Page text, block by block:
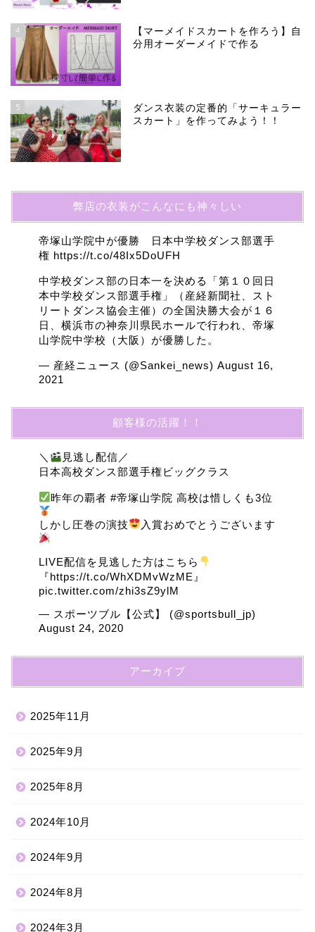
4
【マーメイドスカートを作ろう】自
分用オーダーメイドで作る
5
ダンス衣装の定番的「サーキュラー
スカート」を作ってみよう！！
弊店の衣装がこんなにも神々しい
帝塚山学院中が優勝 日本中学校ダンス部選手
権 https://t.co/48Ix5DoUFH
中学校ダンス部の日本一を決める「第１０回日
本中学校ダンス部選手権」（産経新聞社、スト
リートダンス協会主催）の全国決勝大会が１６
日、横浜市の神奈川県民ホールで行われ、帝塚
山学院中学校（大阪）が優勝した。
— 産経ニュース (@Sankei_news) August 16,
2021
顧客様の活躍！！
＼
見逃し配信／
日本高校ダンス部選手権ビッグクラス
昨年の覇者#帝塚山学院 高校は惜しくも3位
しかし圧巻の演技 入賞おめでとうございます
LIVE配信を見逃した方はこちら
『https://t.co/WhXDMvWzME 』
pic.twitter.com/zhi3sZ9ylM
— スポーツブル【公式】 (@sportsbull_jp)
August 24, 2020
アーカイブ
2025年11月
2025年9月
2025年8月
2024年10月
2024年9月
2024年8月
2024年3月